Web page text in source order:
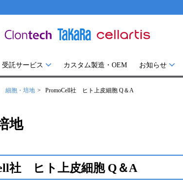
受託サービス カスタム製造・OEM お知らせ
細胞・培地 PromoCell社 ヒト上皮細胞 Q＆A
地
社 ヒト上皮細胞 Q＆A